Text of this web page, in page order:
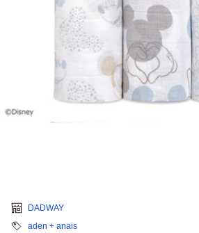
DADWAY
aden + anais